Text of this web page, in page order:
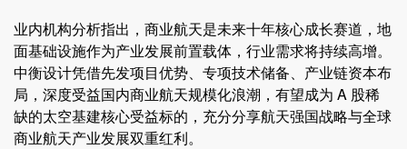
业内机构分析指出，商业航天是未来十年核心成长赛道，地
面基础设施作为产业发展前置载体，行业需求将持续高增。
中衡设计凭借先发项目优势、专项技术储备、产业链资本布
局，深度受益国内商业航天规模化浪潮，有望成为 A 股稀
缺的太空基建核心受益标的，充分分享航天强国战略与全球
商业航天产业发展双重红利。